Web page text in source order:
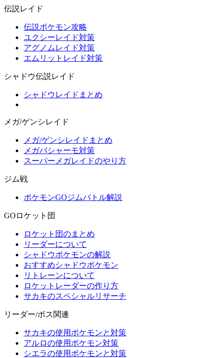
伝説レイド
伝説ポケモン攻略
ユクシーレイド対策
アグノムレイド対策
エムリットレイド対策
シャドウ伝説レイド
シャドウレイドまとめ
メガ/ゲンシレイド
メガ/ゲンシレイドまとめ
メガバシャーモ対策
スーパーメガレイドのやり方
ジム戦
ポケモンGOジムバトル解説
GOロケット団
ロケット団のまとめ
リーダーについて
シャドウポケモンの解説
おすすめシャドウポケモン
リトレーンについて
ロケットレーダーの作り方
サカキのスペシャルリサーチ
リーダー/ボス関連
サカキの使用ポケモンと対策
アルロの使用ポケモン対策
シエラの使用ポケモンと対策